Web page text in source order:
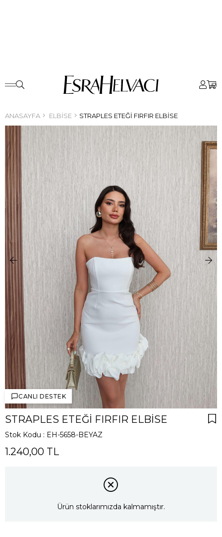
0
ANASAYFA ELBISE STRAPLES ETEĞI FIRFIR ELBISE
CANLI DESTEK
STRAPLES ETEĞI FIRFIR ELBISE
Stok Kodu EH-5658-BEYAZ
1.240,00 TL
Ürün stoklarımızda kalmamıştır.